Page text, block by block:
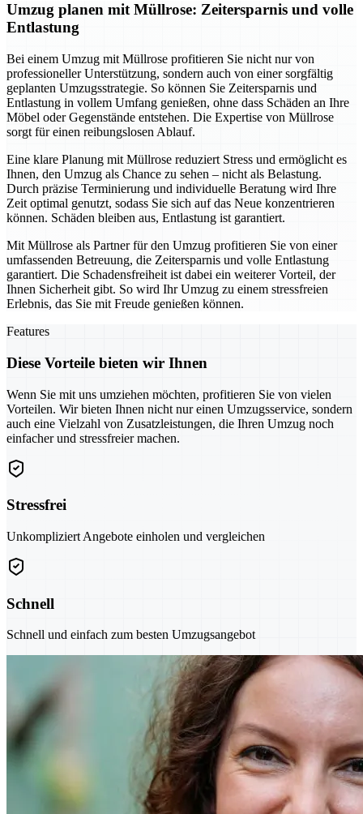
Umzug planen mit Müllrose: Zeitersparnis und volle
Entlastung
Bei einem Umzug mit Müllrose profitieren Sie nicht nur von
professioneller Unterstützung, sondern auch von einer sorgfältig
geplanten Umzugsstrategie. So können Sie Zeitersparnis und
Entlastung in vollem Umfang genießen, ohne dass Schäden an Ihre
Möbel oder Gegenstände entstehen. Die Expertise von Müllrose
sorgt für einen reibungslosen Ablauf.
Eine klare Planung mit Müllrose reduziert Stress und ermöglicht es
Ihnen, den Umzug als Chance zu sehen – nicht als Belastung.
Durch präzise Terminierung und individuelle Beratung wird Ihre
Zeit optimal genutzt, sodass Sie sich auf das Neue konzentrieren
können. Schäden bleiben aus, Entlastung ist garantiert.
Mit Müllrose als Partner für den Umzug profitieren Sie von einer
umfassenden Betreuung, die Zeitersparnis und volle Entlastung
garantiert. Die Schadensfreiheit ist dabei ein weiterer Vorteil, der
Ihnen Sicherheit gibt. So wird Ihr Umzug zu einem stressfreien
Erlebnis, das Sie mit Freude genießen können.
Features
Diese Vorteile bieten wir Ihnen
Wenn Sie mit uns umziehen möchten, profitieren Sie von vielen
Vorteilen. Wir bieten Ihnen nicht nur einen Umzugsservice, sondern
auch eine Vielzahl von Zusatzleistungen, die Ihren Umzug noch
einfacher und stressfreier machen.
Stressfrei
Unkompliziert Angebote einholen und vergleichen
Schnell
Schnell und einfach zum besten Umzugsangebot